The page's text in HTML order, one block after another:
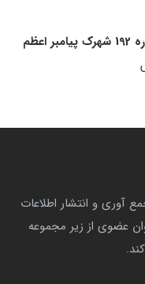
سال 1394 با هدف جمع آوری و انتشار اطلاعات
عضوی از زیر مجموعه